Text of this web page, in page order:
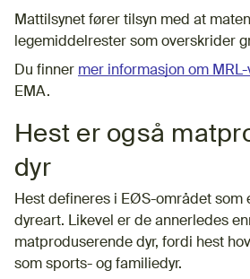
Mattilsynet fører tilsyn med at
legemiddelrester som overskrider
Du finner mer informasjon om
EMA.
Hest er også
dyr
Hest defineres i EØS-området som
dyreart. Likevel er de annerledes
matproduserende dyr, fordi hest
som sports- og familiedyr.